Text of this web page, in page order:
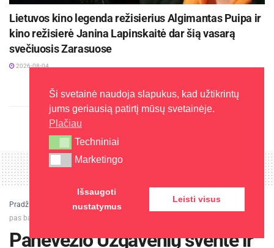
Lietuvos kino legenda režisierius Algimantas Puipa ir
kino režisierė Janina Lapinskaitė dar šią vasarą
svečiuosis Zarasuose
2026-08-04
Pradžia Panevėžys»Panevėžio Užgavėnių šventė ir karnavalas
pas bajorą Čičinską
Panevėžio Užgavėnių šventė ir
Ši svetainė naudoja slapukus, kad užtikrintų
jums geriausią patirtį mūsų svetainėje.
Plačiau
Techniniai
Techniniai
Marketingo
Marketingo
Išsaugoti
nustatymus
Leisti visus